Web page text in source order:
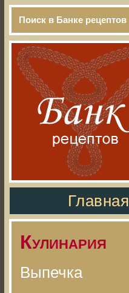
Поиск в Банке рецептов
Главная
Кулинария
Выпечка